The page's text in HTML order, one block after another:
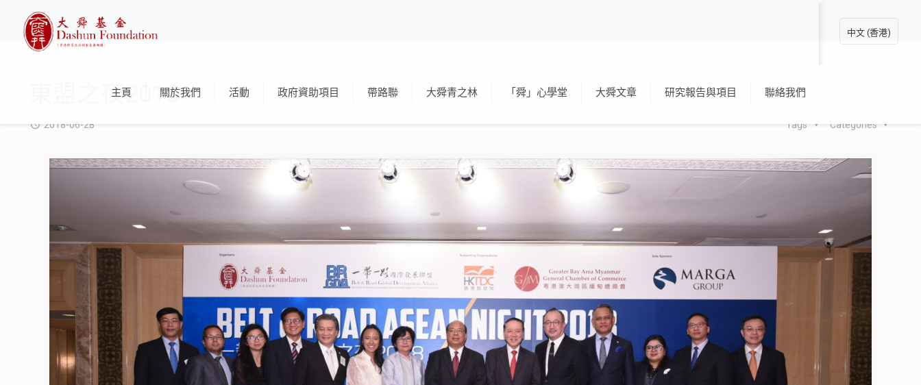
主頁 關於我們 活動 政府資助項目 帶路聯 大舜青之林 「舜」心學堂 大舜文章 研究報告與項目 聯絡我們
中文 (香港)
東盟之夜2018
2018-06-28 Categories
Tags